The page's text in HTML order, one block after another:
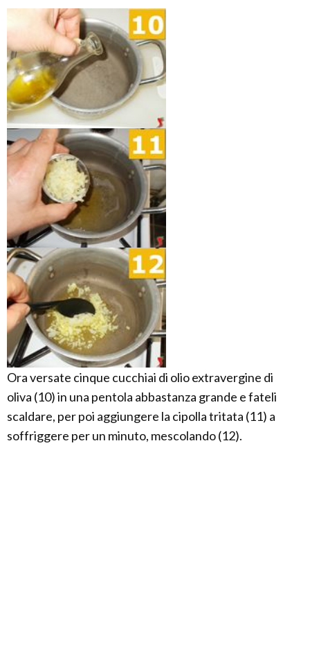
Ora versate cinque cucchiai di olio extravergine di
oliva (10) in una pentola abbastanza grande e fateli
scaldare, per poi aggiungere la cipolla tritata (11) a
soffriggere per un minuto, mescolando (12).